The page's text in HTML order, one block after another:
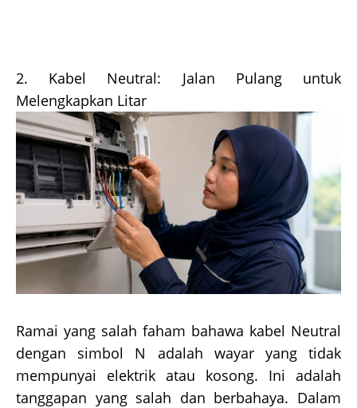
2. Kabel Neutral: Jalan Pulang untuk
Melengkapkan Litar
Ramai yang salah faham bahawa kabel Neutral
dengan simbol N adalah wayar yang tidak
mempunyai elektrik atau kosong. Ini adalah
tanggapan yang salah dan berbahaya. Dalam